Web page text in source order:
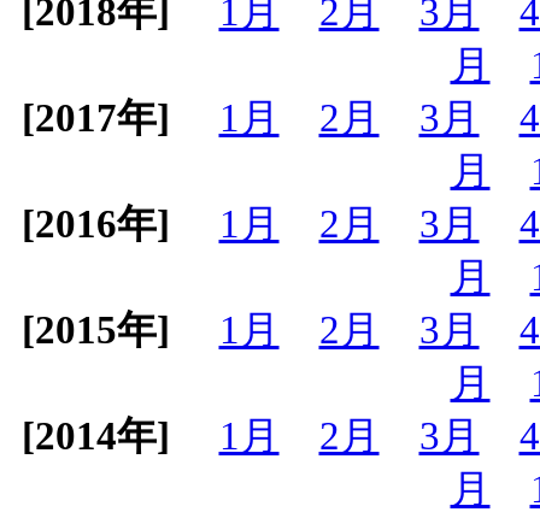
[2018年] 1月 2月 3月
月
[2017年]
1月 2月 3月
月
[2016年]
1月 2月 3月
月
[2015年]
1月 2月 3月
月
[2014年]
1月 2月 3月
月